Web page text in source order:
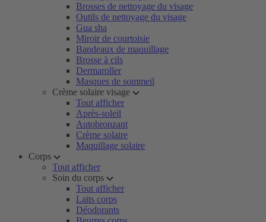
Brosses de nettoyage du visage
Outils de nettoyage du visage
Gua sha
Miroir de courtoisie
Bandeaux de maquillage
Brosse à cils
Dermaroller
Masques de sommeil
Crème solaire visage
Tout afficher
Après-soleil
Autobronzant
Crème solaire
Maquillage solaire
Corps
Tout afficher
Soin du corps
Tout afficher
Laits corps
Déodorants